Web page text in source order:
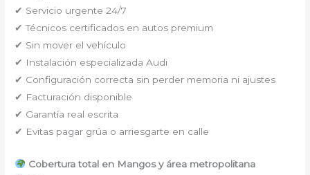
✔ Servicio urgente 24/7
✔ Técnicos certificados en autos premium
✔ Sin mover el vehículo
✔ Instalación especializada Audi
✔ Configuración correcta sin perder memoria ni ajustes
✔ Facturación disponible
✔ Garantía real escrita
✔ Evitas pagar grúa o arriesgarte en calle
Cobertura total en Mangos y área metropolitana